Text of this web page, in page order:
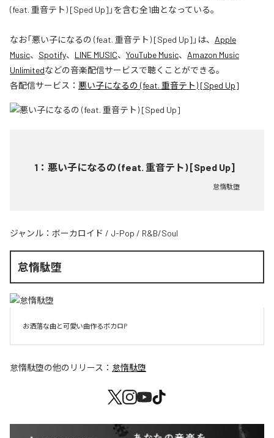
(feat. 重音テト) [Sped Up]」を含む全1曲となっている。
なお「悪い子になるの (feat. 重音テト) [Sped Up] 」は、 Apple
Music、 Spotify、 LINE MUSIC、 YouTube Music、 Amazon Music
Unlimitedなどの音楽配信サービスで聴くことができる。
各配信サービス： 悪い子になるの (feat. 重音テト) [Sped Up]
1 ： 悪い子になるの (feat. 重音テト) [Sped Up]
怠惰駄堕
ジャンル： ボーカロイド / J-Pop / R&B/Soul
怠惰駄堕
お洒落な曲と可愛い曲作るボカロP
怠惰駄堕の他のリリース： 怠惰駄堕